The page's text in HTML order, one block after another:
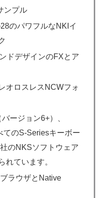
ンプル
のパワフルなNKIイ
ドデザインのFXとア
オロスレスNCWフォ
ージョン6+）、
てのS-Seriesキーボー
のNKSソフトウェア
れています。
ラウザとNative